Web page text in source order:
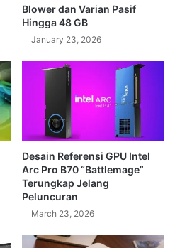
Blower dan Varian Pasif
Hingga 48 GB
January 23, 2026
Desain Referensi GPU Intel
Arc Pro B70 “Battlemage”
Terungkap Jelang
Peluncuran
March 23, 2026